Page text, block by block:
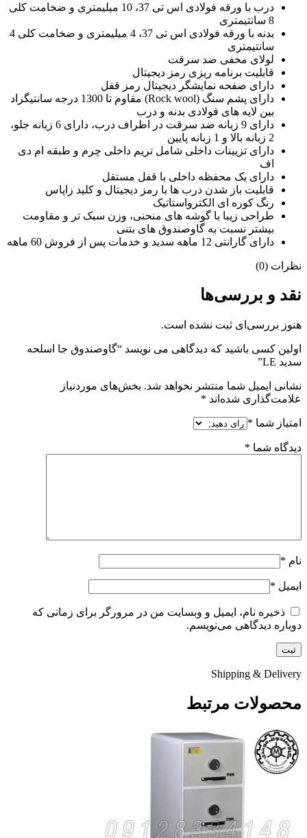
درب با ورقه فولادی اس تی 37، 10 میلیمتری و ضخامت کلی
8 سانتیمتری
بدنه با ورقه فولادی اس تی 37، 4 میلیمتری و ضخامت کلی 4
سانتیمتری
لولای مخفی ضد سرقت
قابلیت برنامه ریزی رمز دیجیتال
دارای صفحه نمایشگر دیجیتال رمز قفل
دارای پشم سنگ (Rock wool) مقاوم تا 1300 درجه سانتیگراد
بین لایه های فولادی بدنه و درب
دارای 9 زبانه ضد سرقت در اطراف درب، دارای 6 زبانه جلو،
2 زبانه بالا و 1 زبانه پایین
دارای تزیینات داخلی شامل تریم داخلی چرم و طبقه ام دی
اف
دارای یک محفظه داخلی با قفل مستقل
قابلیت باز شدن درب ها با رمز دیجیتال و کلید زاپاس
رنگ کوره ای الکترواستاتیک
طراحی زیبا با گوشه های منحنی، وزن سبک تر و مقاومت
بیشتر نسبت به گاوصندوق های بتنی
دارای گارانتی 12 ماهه سدید و خدمات پس از فروش 60 ماهه
نظرات (0)
نقد و بررسی‌ها
هنوز بررسی‌ای ثبت نشده است.
اولین کسی باشید که دیدگاهی می نویسد “گاوصندوق جا اسلحه
سدید LE”
نشانی ایمیل شما منتشر نخواهد شد. بخش‌های موردنیاز
علامت‌گذاری شده‌اند *
امتیاز شما *
دیدگاه شما *
نام *
ایمیل *
ذخیره نام، ایمیل و وبسایت من در مرورگر برای زمانی که
دوباره دیدگاهی می‌نویسم.
Shipping & Delivery
محصولات مرتبط